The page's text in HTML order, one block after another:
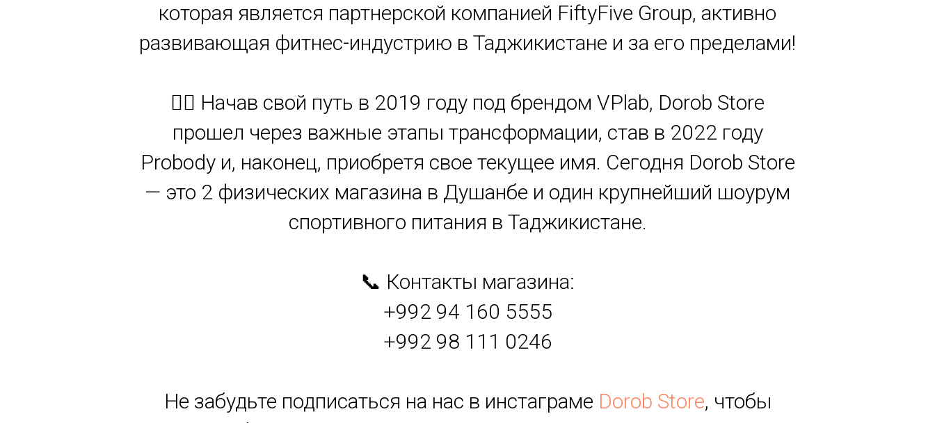
которая является партнерской компанией FiftyFive Group, активно
развивающая фитнес-индустрию в Таджикистане и за его пределами!
🏋️‍♂️ Начав свой путь в 2019 году под брендом VPlab, Dorob Store
прошел через важные этапы трансформации, став в 2022 году
Probody и, наконец, приобретя свое текущее имя. Сегодня Dorob Store
— это 2 физических магазина в Душанбе и один крупнейший шоурум
спортивного питания в Таджикистане.
📞 Контакты магазина:
+992 94 160 5555
+992 98 111 0246
Не забудьте подписаться на нас в инстаграме Dorob Store, чтобы